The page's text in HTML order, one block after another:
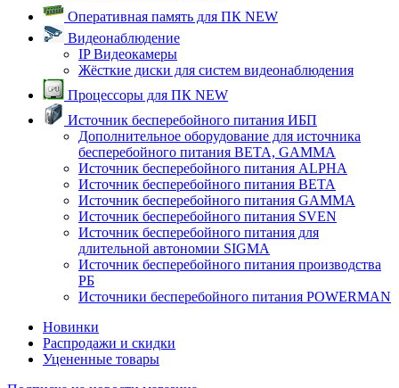
Оперативная память для ПК NEW
Видеонаблюдение
IP Видеокамеры
Жёсткие диски для систем видеонаблюдения
Процессоры для ПК NEW
Источник бесперебойного питания ИБП
Дополнительное оборудование для источника
бесперебойного питания BETA, GAMMA
Источник бесперебойного питания ALPHA
Источник бесперебойного питания BETA
Источник бесперебойного питания GAMMA
Источник бесперебойного питания SVEN
Источник бесперебойного питания для
длительной автономии SIGMA
Источник бесперебойного питания производства
РБ
Источники бесперебойного питания POWERMAN
Новинки
Распродажи и скидки
Уцененные товары